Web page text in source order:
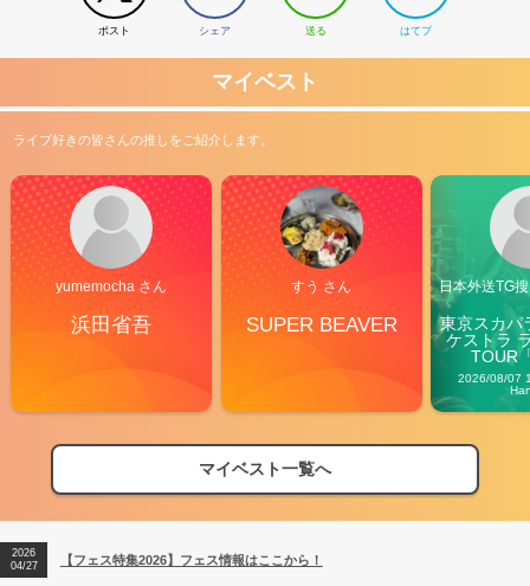
ポスト シェア 送る はてブ
マイベスト
ライブ好きの皆さんの推しをご紹介します。
yumemocha さん
浜田省吾
すう さん
SUPER BEAVER
日本外送TG
東京スカパ
ケストラ
TOUR
2026/08/07
マイベスト一覧へ
【フェス特集2026】フェス情報はここから！
【ライブ動員ランキング】2026年上半期編発表！
2026
04/27
【フェス特集2026】フェス情報はここから！